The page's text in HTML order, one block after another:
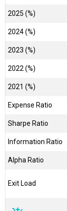
2025 (%)
2024 (%)
2023 (%)
2022 (%)
2021 (%)
Expense Ratio
Sharpe Ratio
Information Ratio
Alpha Ratio
Exit Load